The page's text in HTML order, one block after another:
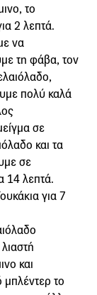
το
2 λεπτά.
να
τη φάβα, τον
πολύ καλά
σε
και τα
σε
14 λεπτά.
για 7
και
μπλέντερ το